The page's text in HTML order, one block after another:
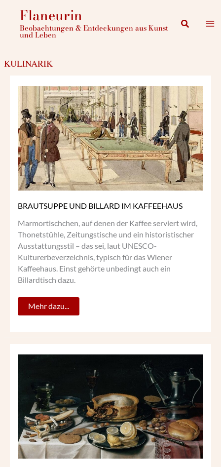
springen
Flaneurin
Beobachtungen & Entdeckungen aus Kunst
und Leben
Suchen
KULINARIK
BRAUTSUPPE UND BILLARD IM KAFFEEHAUS
Marmortischchen, auf denen der Kaffee serviert wird,
Thonetstühle, Zeitungstische und ein historistischer
Ausstattungsstil – das sei, laut UNESCO-
Kulturerbeverzeichnis, typisch für das Wiener
Kaffeehaus. Einst gehörte unbedingt auch ein
Billardtisch dazu.
BRAUTSUPPE
UND
BILLARD
IM
KAFFEEHAUS
Mehr dazu...
ALEXANDRE
DER
KOCHKUNST“